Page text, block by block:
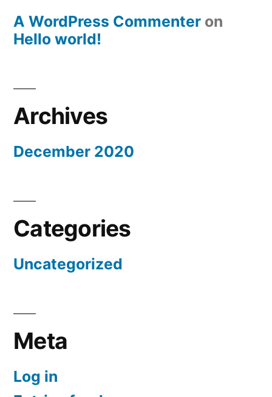
A WordPress Commenter on
Hello world!
Archives
December 2020
Categories
Uncategorized
Meta
Log in